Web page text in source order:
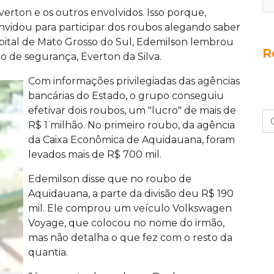
e os outros envolvidos. Isso porque,
para participar dos roubos alegando saber
de Mato Grosso do Sul, Edemilson lembrou
de segurança, Everton da Silva.
Com informações privilegiadas das agências
bancárias do Estado, o grupo conseguiu
efetivar dois roubos, um "lucro" de mais de
R$ 1 milhão. No primeiro roubo, da agência
da Caixa Econômica de Aquidauana, foram
levados mais de R$ 700 mil.
Edemilson disse que no roubo de
Aquidauana, a parte da divisão deu R$ 190
mil. Ele comprou um veículo Volkswagen
Voyage, que colocou no nome do irmão,
mas não detalha o que fez com o resto da
quantia.